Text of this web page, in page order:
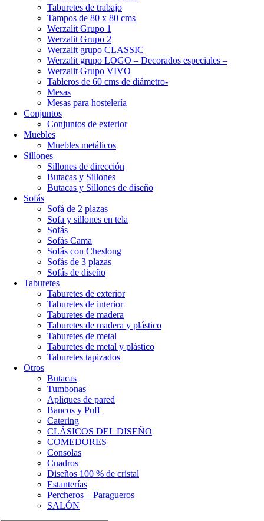
Taburetes de trabajo
Tampos de 80 x 80 cms
Werzalit Grupo 1
Werzalit Grupo 2
Werzalit grupo CLASSIC
Werzalit grupo LOGO – Decorados especiales –
Werzalit Grupo VIVO
Tableros de 60 cms de diámetro-
Mesas
Mesas para hostelería
Conjuntos
Conjuntos de exterior
Muebles
Muebles metálicos
Sillones
Sillones de dirección
Butacas y Sillones
Butacas y Sillones de diseño
Sofás
Sofá de 2 plazas
Sofa y sillones en tela
Sofás
Sofás Cama
Sofás con Cheslong
Sofás de 3 plazas
Sofás de diseño
Taburetes
Taburetes de exterior
Taburetes de interior
Taburetes de madera
Taburetes de madera y plástico
Taburetes de metal
Taburetes de metal y plástico
Taburetes tapizados
Otros
Butacas
Tumbonas
Apliques de pared
Bancos y Puff
Catering
CLÁSICOS DEL DISEÑO
COMEDORES
Consolas
Cuadros
Diseños 100 % de cristal
Estanterías
Percheros – Paragueros
SALÓN